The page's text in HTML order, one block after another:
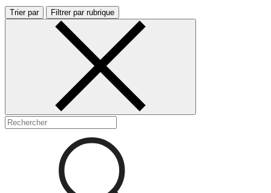
Trier par Filtrer par rubrique